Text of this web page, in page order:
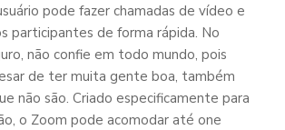
pode fazer chamadas de vídeo e
participantes de forma rápida. No
não confie em todo mundo, pois
de ter muita gente boa, também
não são. Criado especificamente para
o Zoom pode acomodar até one